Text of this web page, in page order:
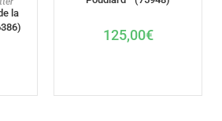
la
125,00€